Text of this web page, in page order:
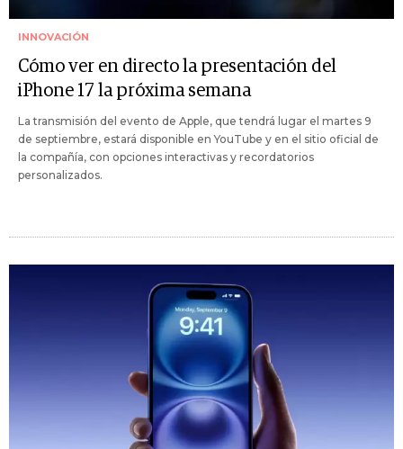
INNOVACIÓN
Cómo ver en directo la presentación del
iPhone 17 la próxima semana
La transmisión del evento de Apple, que tendrá lugar el martes 9
de septiembre, estará disponible en YouTube y en el sitio oficial de
la compañía, con opciones interactivas y recordatorios
personalizados.